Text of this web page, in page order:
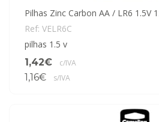
Pilhas Zinc Carbon AA / LR6 1.5V
Ref: VELR6C
pilhas 1.5 v
1,42€
c/IVA
1,16€ s/IVA